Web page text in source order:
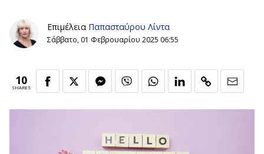
Επιμέλεια Παπασταύρου Λίντα
Σάββατο, 01 Φεβρουαρίου 2025 06:55
10
SHARES